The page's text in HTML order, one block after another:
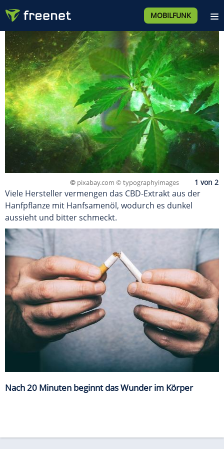
MOBILFUNK
© pixabay.com © typographyimages
Viele Hersteller vermengen das CBD-Extrakt aus der
Hanfpflanze mit Hanfsamenöl, wodurch es dunkel
aussieht und bitter schmeckt.
Nach 20 Minuten beginnt das Wunder im Körper